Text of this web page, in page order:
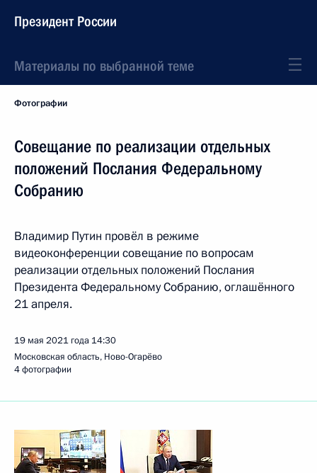
Президент России
Материалы по выбранной теме
Фотографии
Совещание по реализации отдельных
положений Послания Федеральному
Собранию
Владимир Путин провёл в режиме
видеоконференции совещание по вопросам
реализации отдельных положений Послания
Президента Федеральному Собранию, оглашённого
21 апреля.
19 мая 2021 года 14:30
Московская область, Ново-Огарёво
4 фотографии